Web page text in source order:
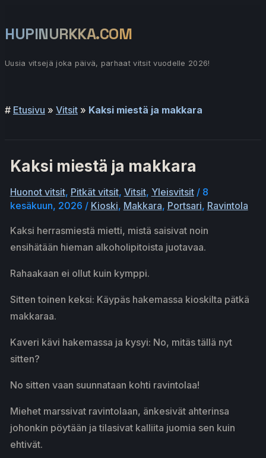
sisältöön
HUPINURKKA.COM
Uusia vitsejä joka päivä, parhaat vitsit vuodelle 2026!
# Etusivu » Vitsit » Kaksi miestä ja makkara
Kaksi miestä ja makkara
Huonot vitsit, Pitkät vitsit, Vitsit, Yleisvitsit/ 8
kesäkuun, 2026 / Kioski, Makkara, Portsari, Ravintola
Kaksi herrasmiestä mietti, mistä saisivat noin
ensihätään hieman alkoholipitoista juotavaa.
Rahaakaan ei ollut kuin kymppi.
Sitten toinen keksi: Käypäs hakemassa kioskilta pätkä
makkaraa.
Kaveri kävi hakemassa ja kysyi: No, mitäs tällä nyt
sitten?
No sitten vaan suunnataan kohti ravintolaa!
Miehet marssivat ravintolaan, änkesivät ahterinsa
johonkin pöytään ja tilasivat kalliita juomia sen kuin
ehtivät.